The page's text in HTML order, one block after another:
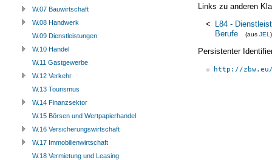
Links zu anderen
< L84 -
Berufe
(aus JEL )
Persistenter
http://
W.07 Bauwirtschaft
W.08 Handwerk
W.09 Dienstleistungen
W.10 Handel
W.11 Gastgewerbe
W.12 Verkehr
W.13 Tourismus
W.14 Finanzsektor
W.15 Börsen und Wertpapierhandel
W.16 Versicherungswirtschaft
W.17 Immobilienwirtschaft
W.18 Vermietung und Leasing